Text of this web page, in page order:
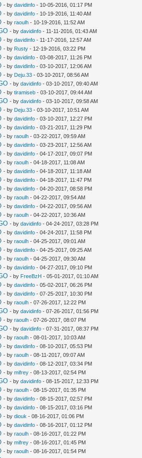
- bydavidinfo - 10-05-2016, 01:17 PM
- bydavidinfo - 10-19-2016, 11:40 AM
- byraoulh - 10-19-2016, 11:52 AM
- bydavidinfo - 11-11-2016, 01:43 AM
- bydavidinfo - 11-17-2016, 12:57 AM
- by Rusty - 12-19-2016, 03:22 PM
- bydavidinfo - 03-08-2017, 11:26 PM
- bydavidinfo - 03-10-2017, 12:06 AM
- by Deju.33 - 03-10-2017, 08:56 AM
- bydavidinfo - 03-10-2017, 09:40 AM
- bytiramiseb - 03-10-2017, 09:44 AM
- bydavidinfo - 03-10-2017, 09:58 AM
- by Deju.33 - 03-10-2017, 10:51 AM
- bydavidinfo - 03-10-2017, 12:27 PM
- bydavidinfo - 03-21-2017, 11:29 PM
- byraoulh - 03-22-2017, 09:59 AM
- bydavidinfo - 03-23-2017, 12:56 AM
- bydavidinfo - 04-17-2017, 09:07 PM
- byraoulh - 04-18-2017, 11:08 AM
- bydavidinfo - 04-18-2017, 11:18 AM
- bydavidinfo - 04-18-2017, 11:47 PM
- bydavidinfo - 04-20-2017, 08:58 PM
- byraoulh - 04-22-2017, 09:54 AM
- bydavidinfo - 04-22-2017, 09:56 AM
- byraoulh - 04-22-2017, 10:36 AM
- bydavidinfo - 04-24-2017, 03:28 PM
- bydavidinfo - 04-24-2017, 11:58 PM
- byraoulh - 04-25-2017, 09:01 AM
- bydavidinfo - 04-25-2017, 09:25 AM
- byraoulh - 04-25-2017, 09:30 AM
- bydavidinfo - 04-27-2017, 09:10 PM
- by FreeBzH - 05-01-2017, 01:10 AM
- bydavidinfo - 05-02-2017, 06:26 PM
- bydavidinfo - 07-25-2017, 10:30 PM
- byraoulh - 07-26-2017, 12:22 PM
- bydavidinfo - 07-26-2017, 01:56 PM
- byraoulh - 07-26-2017, 08:07 PM
- bydavidinfo - 07-31-2017, 08:37 PM
- byraoulh - 08-01-2017, 10:03 AM
- bydavidinfo - 08-10-2017, 05:53 PM
- byraoulh - 08-11-2017, 09:07 AM
- bydavidinfo - 08-12-2017, 03:34 PM
- bymifrey - 08-13-2017, 02:54 PM
- bydavidinfo - 08-15-2017, 12:33 PM
- byraoulh - 08-15-2017, 01:35 PM
- bydavidinfo - 08-15-2017, 02:57 PM
- bydavidinfo - 08-15-2017, 03:16 PM
- bydiouk - 08-16-2017, 01:06 PM
- bydavidinfo - 08-16-2017, 01:12 PM
- byraoulh - 08-16-2017, 01:22 PM
- bymifrey - 08-16-2017, 01:45 PM
- byraoulh - 08-16-2017, 01:54 PM